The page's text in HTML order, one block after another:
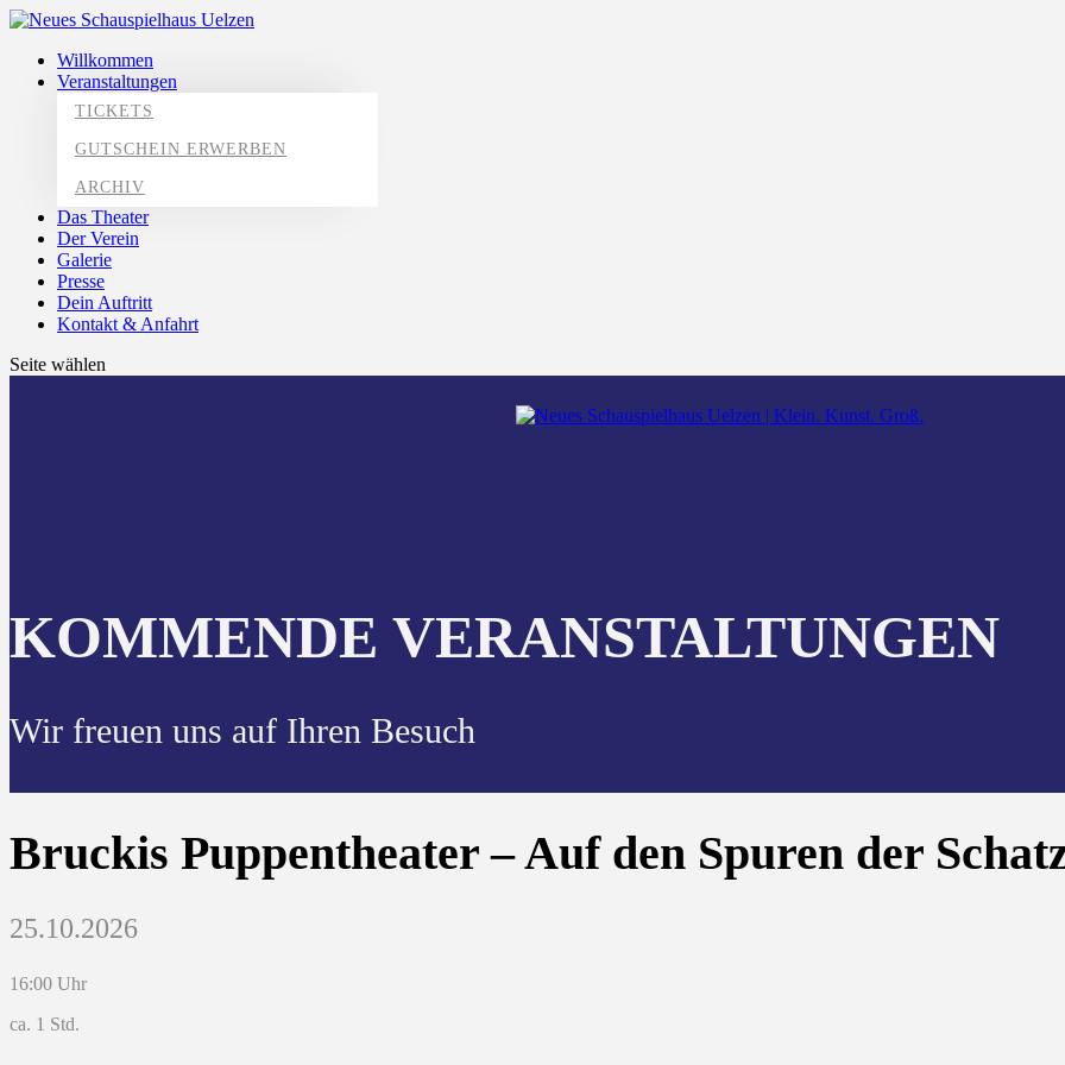
Willkommen
Veranstaltungen
TICKETS
GUTSCHEIN ERWERBEN
ARCHIV
Das Theater
Der Verein
Galerie
Presse
Dein Auftritt
Kontakt & Anfahrt
Seite wählen
KOMMENDE VERANSTALTUNGEN
Wir freuen uns auf Ihren Besuch
Bruckis Puppentheater – Auf den Spuren der
25.10.2026
16:00 Uhr
ca. 1 Std.